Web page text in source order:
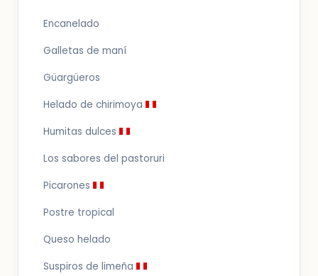
Encanelado
Galletas de maní
Güargüeros
Helado de chirimoya
Humitas dulces
Los sabores del pastoruri
Picarones
Postre tropical
Queso helado
Suspiros de limeña